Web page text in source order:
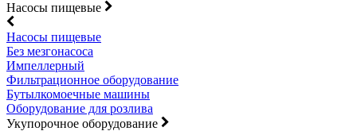
Насосы пищевые
Насосы пищевые
Без мезгонасоса
Импеллерный
Фильтрационное оборудование
Бутылкомоечные машины
Оборудование для розлива
Укупорочное оборудование